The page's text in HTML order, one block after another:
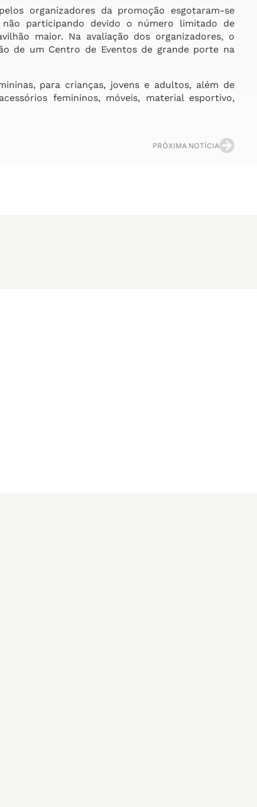
organizadores da promoção esgotaram-se
não participando devido o número limitado de
maior. Na avaliação dos organizadores, o
de um Centro de Eventos de grande porte na
para crianças, jovens e adultos, além de
femininos, móveis, material esportivo,
PRÓXIMA NOTÍCIA